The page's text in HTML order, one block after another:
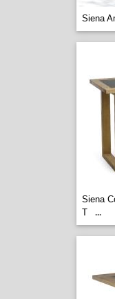
Siena
Siena
T
...